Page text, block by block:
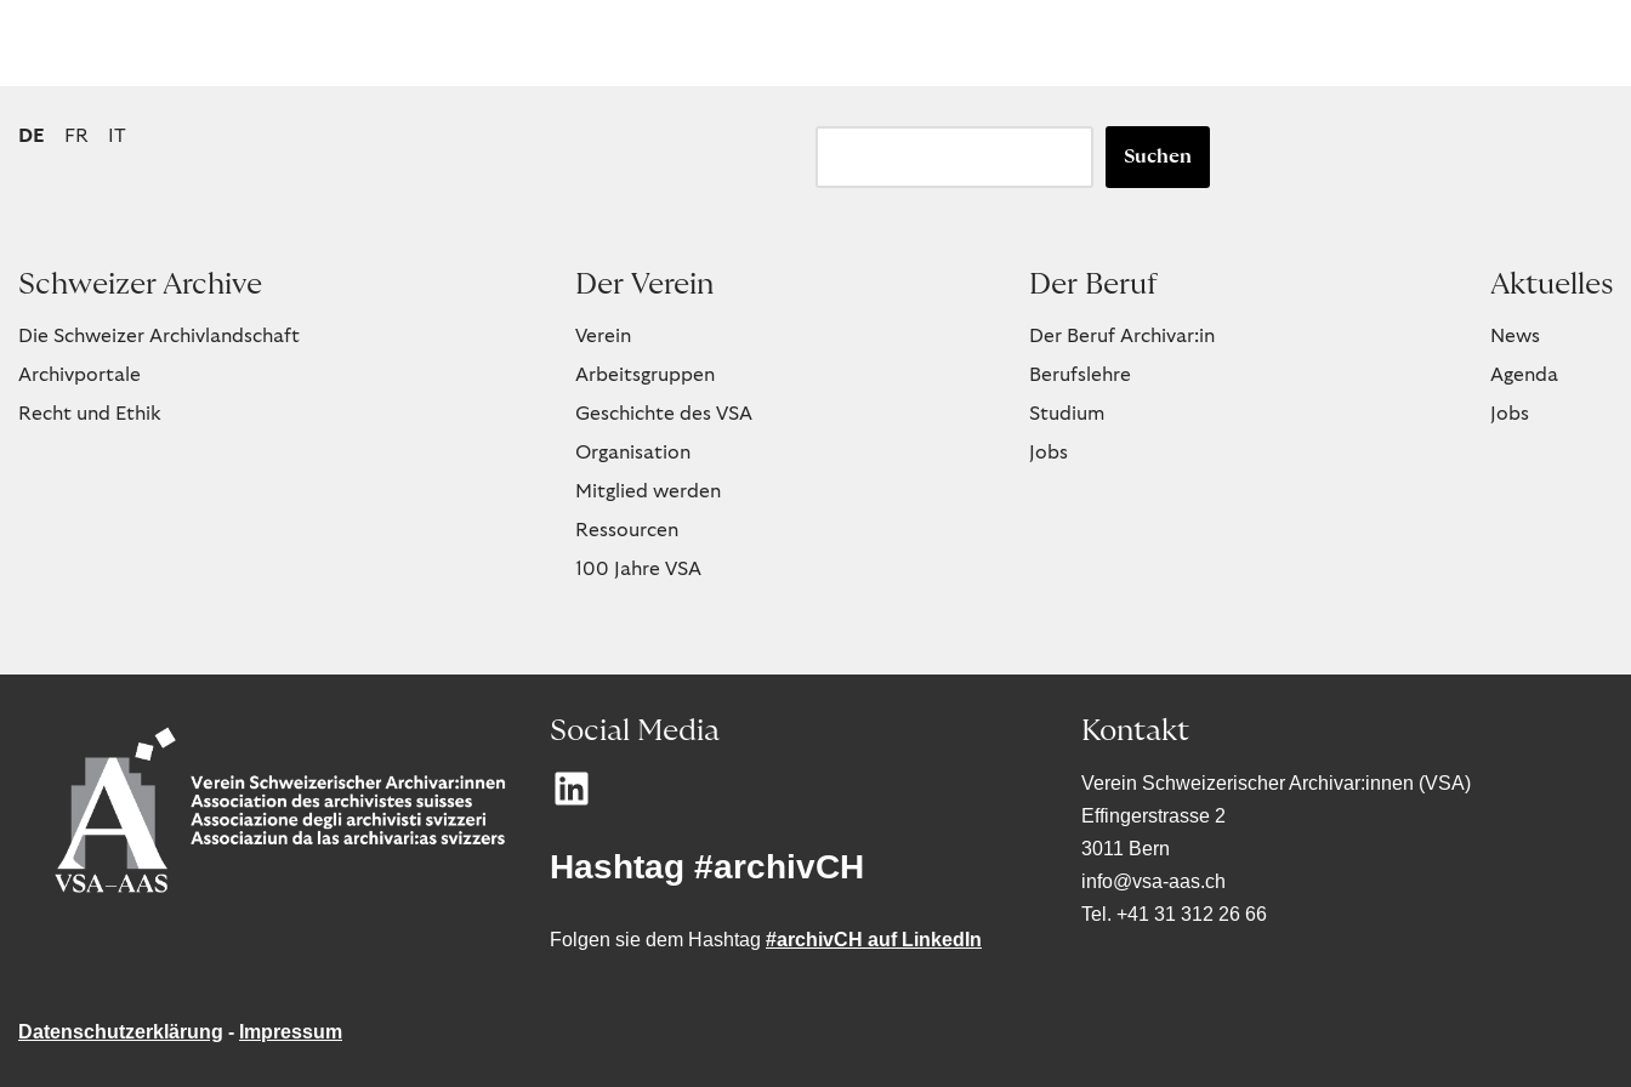
DE FR
IT
Suchen
Schweizer Archive
Die Schweizer Archivlandschaft
Archivportale
Recht und Ethik
Der Verein
Verein
Arbeitsgruppen
Geschichte des VSA
Organisation
Mitglied werden
Ressourcen
100 Jahre VSA
Der Beruf
Der Beruf Archivar:in
Berufslehre
Studium
Jobs
Aktuelles
News
Agenda
Jobs
Social Media
Hashtag #archivCH
Folgen sie dem Hashtag #archivCH auf LinkedIn
Kontakt
Verein Schweizerischer Archivar:innen (VSA)
Effingerstrasse 2
3011 Bern
info@vsa-aas.ch
Tel. +41 31 312 26 66
Datenschutzerklärung - Impressum